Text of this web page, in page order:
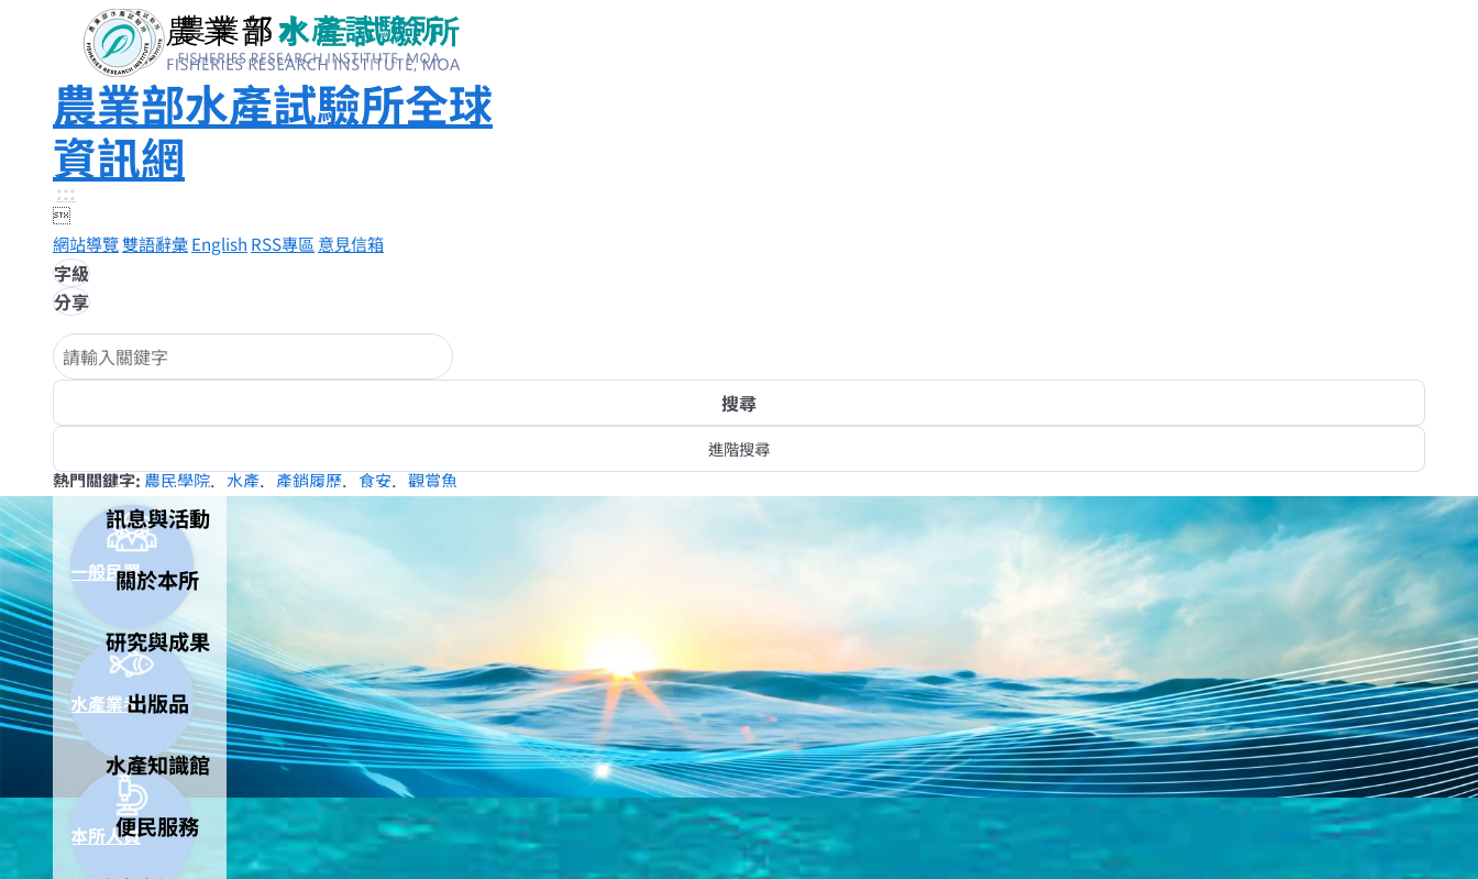
農業部水產試驗所全球
資訊網
:::

網站導覽雙語辭彙English RSS專區 意見信箱
字級
分享
熱門關鍵字 農民學院 水產 產銷履歷 食安 觀賞魚
訊息與活動
關於本所
研究與成果
出版品
水產知識館
便民服務
一般民眾
水產業者
本所人員